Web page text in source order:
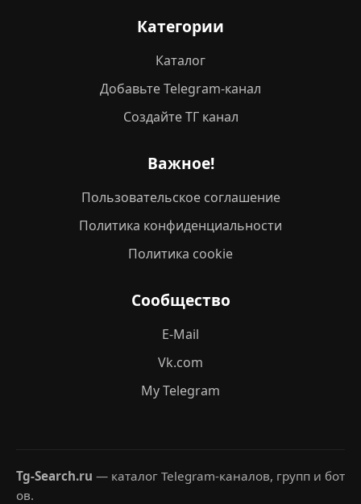
Категории
Каталог
Добавьте Telegram-канал
Создайте ТГ канал
Важное!
Пользовательское соглашение
Политика конфиденциальности
Политика cookie
Сообщество
E-Mail
Vk.com
My Telegram
Tg-Search.ru — каталог Telegram-каналов, групп и бот
ов.